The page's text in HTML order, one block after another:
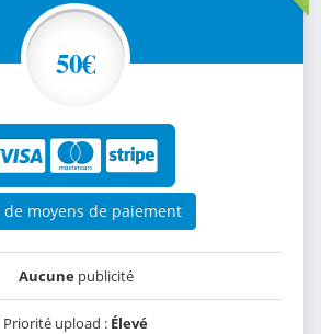
50€
de moyens de paiement
Aucunepublicité
Priorité upload : Élevé